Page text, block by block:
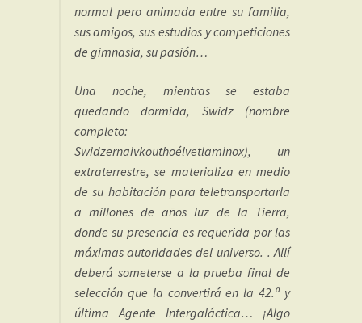
normal pero animada entre su familia,
sus amigos, sus estudios y competiciones
de gimnasia, su pasión…
Una noche, mientras se estaba
quedando dormida, Swidz (nombre
completo:
Swidzernaivkouthoélvetlaminox), un
extraterrestre, se materializa en medio
de su habitación para teletransportarla
a millones de años luz de la Tierra,
donde su presencia es requerida por las
máximas autoridades del universo. . Allí
deberá someterse a la prueba final de
selección que la convertirá en la 42.ª y
última Agente Intergaláctica… ¡Algo